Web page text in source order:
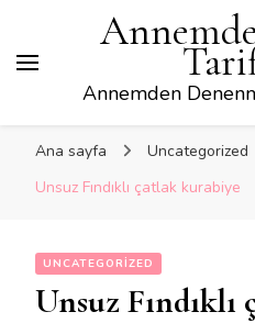
Annemden
Ana sayfa
Uncategorized
Unsuz Fındıklı çatlak kurabiye
UNCATEGORIZED
Unsuz